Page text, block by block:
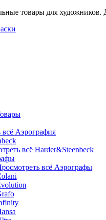
товары для
всё Аэрография
всё Harder&Steenbeck
всё Аэрографы